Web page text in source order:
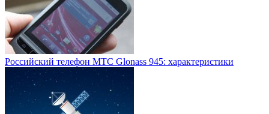
Российский телефон MTC Glonass 945: характеристики